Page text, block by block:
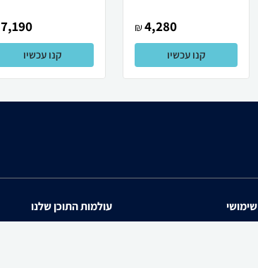
4,280
₪
קנו עכשיו
7,190
קנו עכשיו
שימושי
עולמות התוכן שלנו